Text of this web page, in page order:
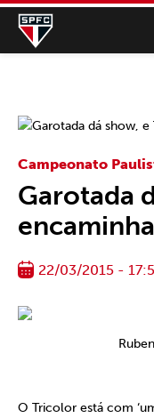
Campeonato
Garotada
22/03/2015 -
O Tricolor está com